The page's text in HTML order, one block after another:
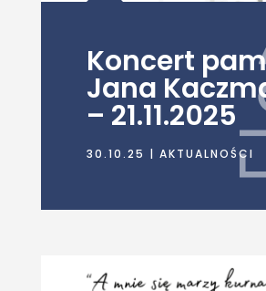
Koncert
Jana
– 21.11.2025
30.10.25 | AKTUALNOŚCI